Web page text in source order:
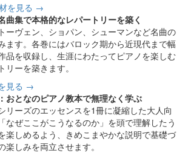
を見る →
曲集で本格的なレパートリーを築く
ーヴェン、ショパン、シューマンなど名曲の
ます。各巻にはバロック期から近現代まで幅
品を収録し、生涯にわたってピアノを楽しむ
リーを築きます。
見る →
おとなのピアノ教本で無理なく学ぶ
リーズのエッセンスを1冊に凝縮した大人向
なぜここがこうなるのか」を頭で理解したう
楽しめるよう、きめこまやかな説明で基礎づ
楽しみを両立させます。